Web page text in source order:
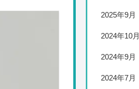
2025年9月
2024年10月
2024年9月
2024年7月